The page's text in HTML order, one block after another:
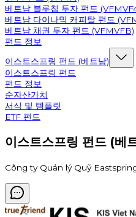
베트남 블루칩 투자 펀드
베트남 다이나믹 캐피탈 펀드
베트남 채권 투자 펀드 (VFMVFB)
펀드 정보
이스트스프링 펀드 (베트남)
이스트스프링 펀드
펀드 정보
순자산가치
서식 및 템플릿
ETF 펀드
이스트스프링 펀드 (베
Công ty Quản lý Quỹ